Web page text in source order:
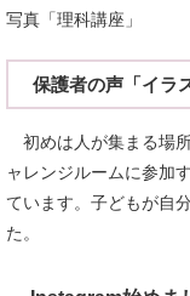
写真「理科講座」
保護者の声「イラ
初めは人が集まる場
ャレンジルームに参加
ています。子どもが自
た。